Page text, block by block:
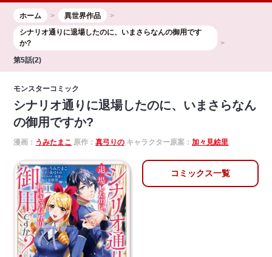
ホーム
異世界作品
シナリオ通りに退場したのに、いまさらなんの御用です
か?
第5話(2)
モンスターコミック
シナリオ通りに退場したのに、いまさらなん
の御用ですか?
漫画： うみたまこ 原作：真弓りの キャラクター原案：加々見絵里
コミックス一覧